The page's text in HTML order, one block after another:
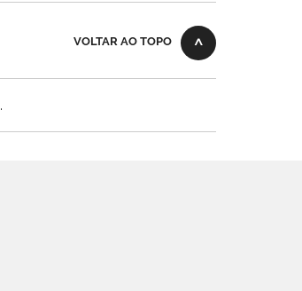
VOLTAR AO TOPO
.